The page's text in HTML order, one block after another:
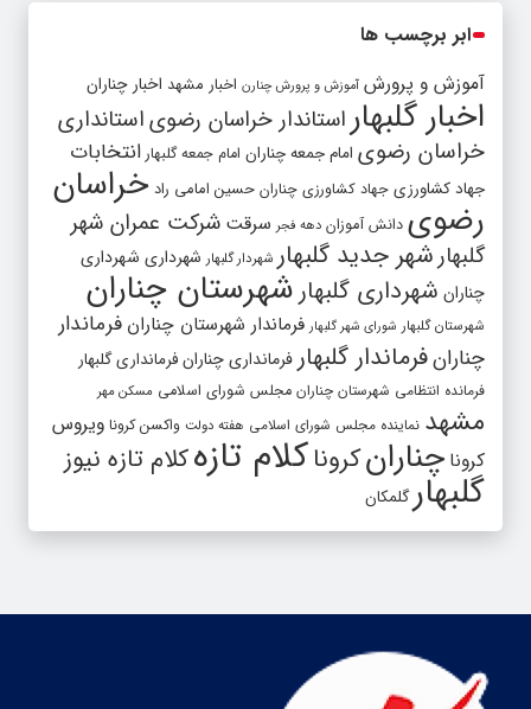
ابر برچسب ها
آموزش و پرورش آموزش و پرورش چنارن اخبار مشهد اخبار چناران
اخبار گلبهار استاندار خراسان رضویاستانداری
خراسان رضوی امام جمعه چناران امام جمعه گلبهار انتخابات
جهاد کشاورزی جهاد کشاورزی چناران حسین امامی راد خراسان
رضوی دانش آموزان دهه فجر سرقت شرکت عمران شهر
گلبهارشهر جدید گلبهار شهردار گلبهار شهرداری شهرداری
چناران شهرداری گلبهار شهرستان چناران
شهرستان گلبهار شورای شهر گلبهار فرماندار شهرستان چناران فرماندار
چنارانفرماندار گلبهار فرمانداری چنارانفرمانداری گلبهار
فرمانده انتظامی شهرستان چناران مجلس شورای اسلامی مسکن مهر
مشهد نماینده مجلس شورای اسلامی هفته دولت واکسن کرونا ویروس
کرونا چنارانکروناکلام تازهکلام تازه نیوز
گلبهارگلمکان